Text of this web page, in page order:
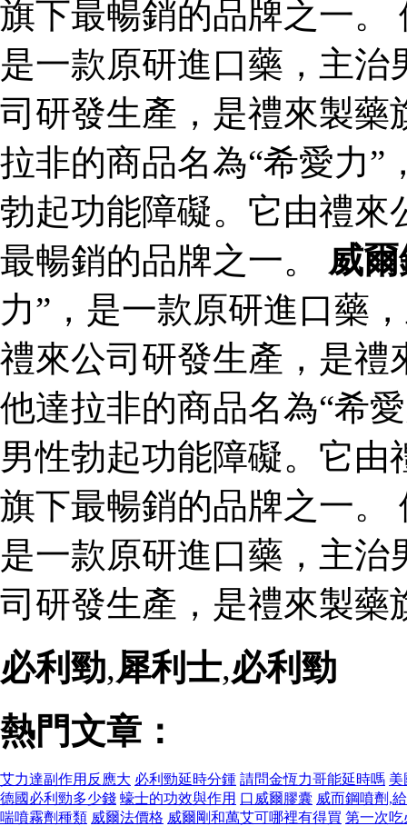
旗下最暢銷的品牌之一。
是一款原研進口藥，主
司研發生產，是禮來製藥
拉非的商品名為“希愛力”
勃起功能障礙。它由禮來
最暢銷的品牌之一。 威
力”，是一款原研進口藥
禮來公司研發生產，是禮
他達拉非的商品名為“希
男性勃起功能障礙。它
旗下最暢銷的品牌之一。
是一款原研進口藥，主
司研發生產，是禮來製藥
必利勁,犀利士,必利勁
熱門文章：
艾力達副作用反應大 必利勁延時分鍾 請問金恆力哥能延時嗎 美
德國必利勁多少錢 蠔士的功效與作用 口威爾膠囊 威而鋼噴劑,
喘噴霧劑種類 威爾法價格 威爾剛和萬艾可哪裡有得買 第一次吃